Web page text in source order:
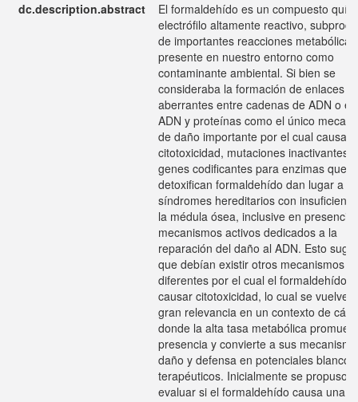
dc.description.abstract
El formaldehído es un compuesto
electrófilo altamente reactivo,
de importantes reacciones
presente en nuestro entorno como
contaminante ambiental. Si bien se
consideraba la formación de enlaces
aberrantes entre cadenas de ADN o
ADN y proteínas como el único
de daño importante por el cual
citotoxicidad, mutaciones inactivantes
genes codificantes para enzimas que
detoxifican formaldehído dan lugar a
síndromes hereditarios con
la médula ósea, inclusive en presencia
mecanismos activos dedicados a la
reparación del daño al ADN. Esto
que debían existir otros mecanismos
diferentes por el cual el formaldehído
causar citotoxicidad, lo cual se vuelve
gran relevancia en un contexto de
donde la alta tasa metabólica
presencia y convierte a sus
daño y defensa en potenciales blancos
terapéuticos. Inicialmente se propuso
evaluar si el formaldehído causa una